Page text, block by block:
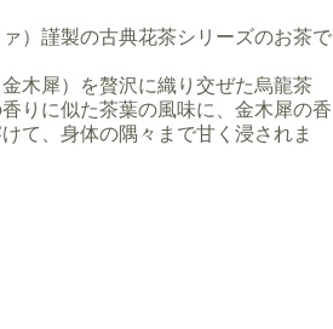
）謹製の古典花茶シリーズのお茶で
木犀）を贅沢に織り交ぜた烏龍茶
りに似た茶葉の風味に、金木犀の香
て、身体の隅々まで甘く浸されま